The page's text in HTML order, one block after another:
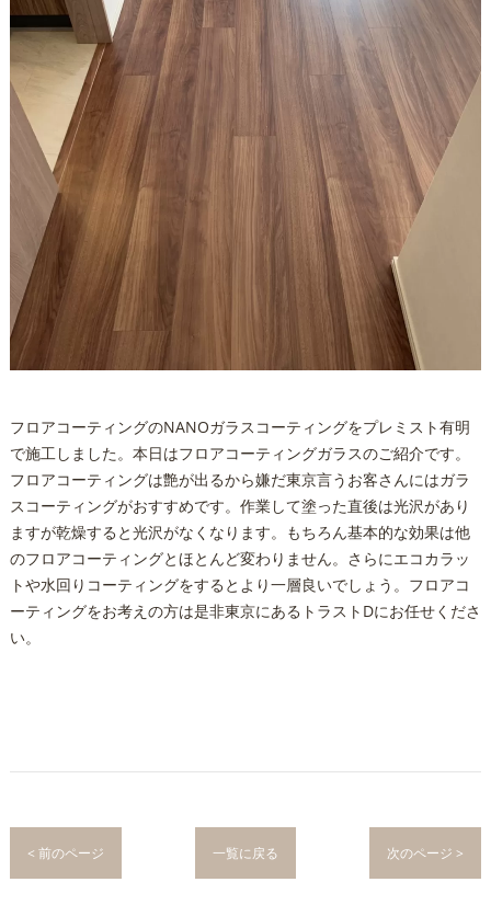
フロアコーティングのNANOガラスコーティングをプレミスト有明
で施工しました。本日はフロアコーティングガラスのご紹介です。
フロアコーティングは艶が出るから嫌だ東京言うお客さんにはガラ
スコーティングがおすすめです。作業して塗った直後は光沢があり
ますが乾燥すると光沢がなくなります。もちろん基本的な効果は他
のフロアコーティングとほとんど変わりません。さらにエコカラッ
トや水回りコーティングをするとより一層良いでしょう。フロアコ
ーティングをお考えの方は是非東京にあるトラストDにお任せくださ
い。
< 前のページ 一覧に戻る 次のページ >